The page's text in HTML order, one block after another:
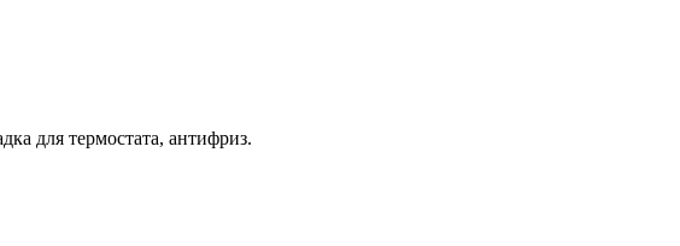
для термостата, антифриз.